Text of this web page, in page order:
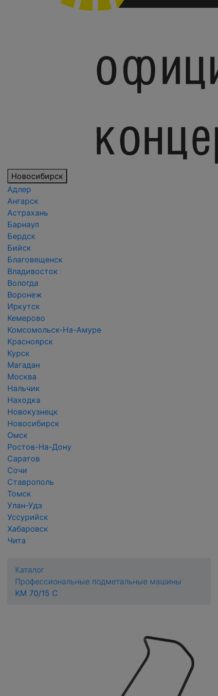
Новосибирск
Адлер
Ангарск
Астрахань
Барнаул
Бердск
Бийск
Благовещенск
Владивосток
Вологда
Воронеж
Иркутск
Кемерово
Комсомольск-На-Амуре
Красноярск
Курск
Магадан
Москва
Нальчик
Находка
Новокузнецк
Новосибирск
Омск
Ростов-На-Дону
Саратов
Сочи
Ставрополь
Томск
Улан-Удэ
Уссурийск
Хабаровск
Чита
Каталог
Профессиональные подметальные машины
KM 70/15 C